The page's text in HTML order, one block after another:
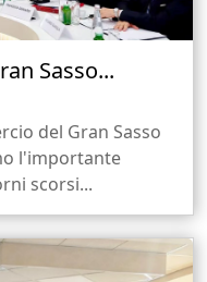
Sasso...
del Gran Sasso
l'importante
scorsi...